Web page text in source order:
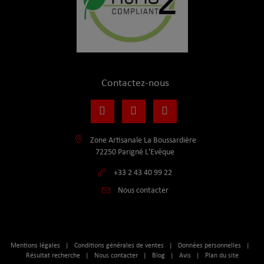
Contactez-nous
Zone Artisanale La Boussardière
72250 Parigné L'Evêque
+33 2 43 40 99 22
Nous contacter
Mentions légales Conditions générales de ventes Données personnelles
Résultat recherche| Nous contacter| Blog| Avis Plan du site